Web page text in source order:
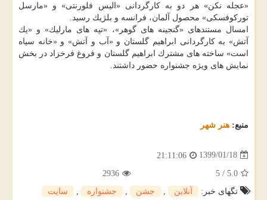
«عجله نكن» هر دو به كارگردانی «الیس فلورنتی» و «مارسل
توركوفسكی» محصول آلمان، فرانسه و بلژیك رسید.
امسال مستندهای «گنجینه های گوهر»، «تپه های مارلیك» و «یك
آتش» به كارگردانی ابراهیم گلستان و «آب و آتش» و «خانه سیاه
است» ساخته های مشترك ابراهیم گلستان و فروغ فرخزاد در بخش
نمایش های ویژه جشنواره حضور داشتند.
منبع: هنر شهر
1399/01/18
21:11:06
5.0
/
5
2936
تگهای خبر:
آنلاین جشن جشنواره سایت